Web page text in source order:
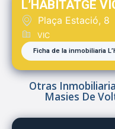
L’HABITATGE
Plaça Estació, 8
VIC
Ficha de la inmobiliaria
Otras
Masies De